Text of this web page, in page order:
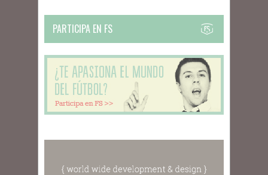
PARTICIPA EN FS